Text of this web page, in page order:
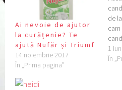
Ai nevoie de ajutor
la curățenie? Te
ajută Nufăr și Triumf
14 noiembrie 2017
În „Prima pagina”
de
este
1
În